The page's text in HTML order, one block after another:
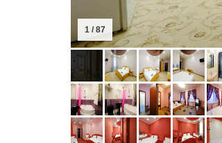
1 / 87